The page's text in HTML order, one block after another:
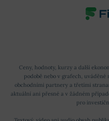
Ceny, hodnoty, kurzy a další
podobě nebo v grafech,
obchodními partnery a třetími
aktuální ani přesné a v žádném
pro